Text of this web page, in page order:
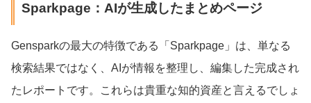
Sparkpage：AIが生成したまとめページ
Gensparkの最大の特徴である「Sparkpage」は、単なる
検索結果ではなく、AIが情報を整理し、編集した完成され
たレポートです。これらは貴重な知的資産と言えるでしょ